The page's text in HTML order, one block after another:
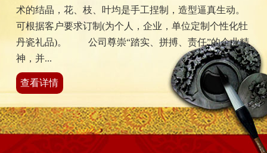
术的结晶，花、枝、叶均是手工捏制，造型逼真生动。
可根据客户要求订制(为个人，企业，单位定制个性化牡
丹瓷礼品)。 公司尊崇“踏实、拼搏、责任”的企业精
神，并...
查看详情